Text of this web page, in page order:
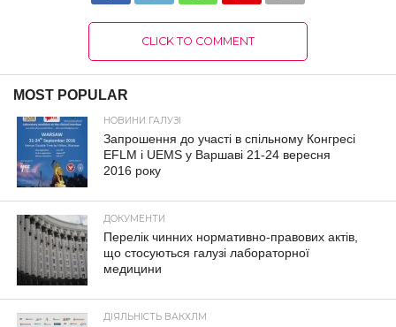
CLICK TO COMMENT
MOST POPULAR
НОВИНИ ГАЛУЗІ
Запрошення до участі в спільному Конгресі
EFLM і UEMS у Варшаві 21-24 вересня
2016 року
ДОКУМЕНТИ
Перелік чинних нормативно-правових актів,
що стосуються галузі лабораторної
медицини
ДІЯЛЬНІСТЬ ВАКХЛМ